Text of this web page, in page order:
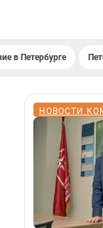
в Петербурге
НОВОСТИ